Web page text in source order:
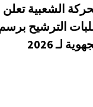
الشعبية
الترشيح برسم
لـ 2026